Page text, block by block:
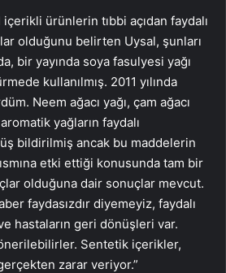
ürünlerin tıbbi açıdan faydalı
olduğunu belirten Uysal, şunları
bir yayında soya fasulyesi yağı
kullanılmış. 2011 yılında
Neem ağacı yağı, çam ağacı
yağların faydalı
bildirilmiş ancak bu maddelerin
etki ettiği konusunda tam bir
olduğuna dair sonuçlar mevcut.
faydasızdır diyemeyiz, faydalı
hastaların geri dönüşleri var.
Sentetik içerikler,
zarar veriyor.”